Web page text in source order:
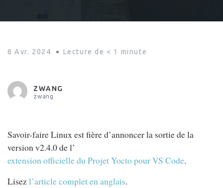
YOCTO POUR VS
8 Avr. 2024 Lecture de < 1 minute
ZWANG
zwang
Savoir-faire Linux est fière d’annoncer la sortie de la
version v2.4.0 de l’
extension officielle du Projet Yocto pour VS Code.
Lisezl’article complet en anglais.